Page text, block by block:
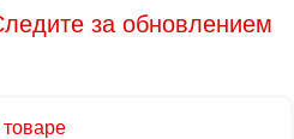
за обновлением